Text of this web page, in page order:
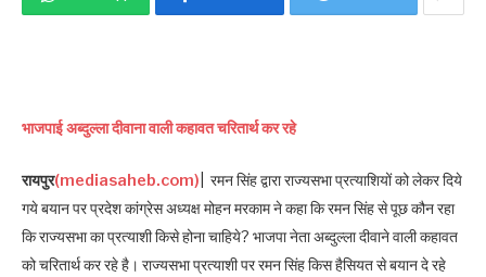
भाजपाई अब्दुल्ला दीवाना वाली कहावत चरितार्थ कर रहे
रायपुर(mediasaheb.com)
रमन सिंह द्वारा राज्यसभा प्रत्याशियों को लेकर दिये
गये बयान पर प्रदेश कांग्रेस अध्यक्ष मोहन मरकाम ने कहा कि रमन सिंह से पूछ कौन रहा
कि राज्यसभा का प्रत्याशी किसे होना चाहिये? भाजपा नेता अब्दुल्ला दीवाने वाली कहावत
को चरितार्थ कर रहे है। राज्यसभा प्रत्याशी पर रमन सिंह किस हैसियत से बयान दे रहे